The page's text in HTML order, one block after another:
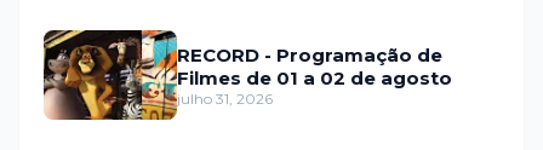
RECORD - Programação de
Filmes de 01 a 02 de agosto
julho 31, 2026